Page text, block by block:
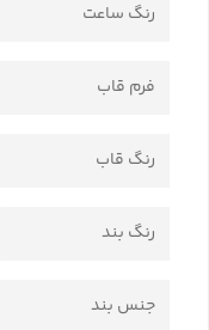
رنگ ساعت
فرم قاب
رنگ قاب
رنگ بند
جنس بند